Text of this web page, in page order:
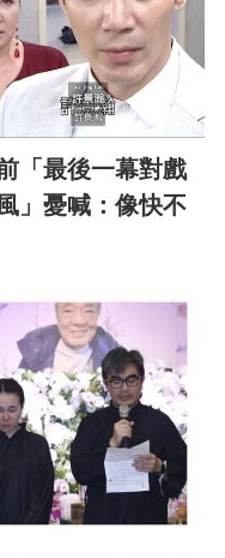
「最後一幕對戲
」憂喊：像快不